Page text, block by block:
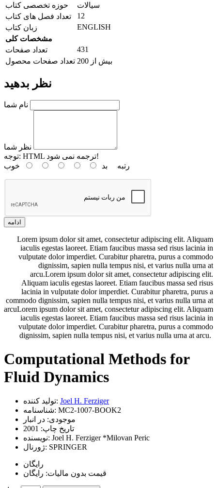
حوزه تخصصی کتاب
سیالات
تعداد فصل های کتاب
12
زبان کتاب
ENGLISH
مشخصات کلی
تعداد صفحات
431
تعداد صفحات محصول
بیش از 200
نظر بدهید
نام شما
نظر شما
توجه:
HTML ترجمه نمی شود!
رتبه بد خوب
ادامه
Lorem ipsum dolor sit amet, consectetur adipiscing elit. Aliquam
iaculis egestas laoreet. Etiam faucibus massa sed risus lacinia in
vulputate dolor imperdiet. Curabitur pharetra, purus a commodo
dignissim, sapien nulla tempus nisi, et varius nulla urna at
arcu.Lorem ipsum dolor sit amet, consectetur adipiscing elit.
Aliquam iaculis egestas laoreet. Etiam faucibus massa sed risus
lacinia in vulputate dolor imperdiet. Curabitur pharetra, purus a
commodo dignissim, sapien nulla tempus nisi, et varius nulla urna at
arcuLorem ipsum dolor sit amet, consectetur adipiscing elit. Aliquam
iaculis egestas laoreet. Etiam faucibus massa sed risus lacinia in
vulputate dolor imperdiet. Curabitur pharetra, purus a commodo
dignissim, sapien nulla tempus nisi, et varius nulla urna at arcu.
Computational Methods for
Fluid Dynamics
تولید کننده: Joel H. Ferziger
شناسنامه: MC2-1007-BOOK2
موجودی: در انبار
تاریخ چاپ: 2001
نویسنده: Joel H. Ferziger *Milovan Peric
ژورنال: SPRINGER
رایگان
قیمت بدون مالیات: رایگان